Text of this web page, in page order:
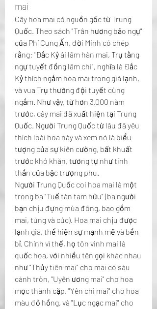
mai
Cây hoa mai có nguồn gốc từ Trung
Quốc. Theo sách "Trân hương bảo ngự"
của Phí Cung Ấn, đời Minh có chép
rằng: "Đắc Kỷ ái lãm hàn mai, Trụ tằng
ngự tuyết đồng lãm chi", nghĩa là Đắc
Kỷ thích ngắm hoa mai trong giá lạnh,
và vua Trụ thường đội tuyết cùng
ngắm. Như vậy, từ hơn 3.000 năm
trước, cây mai đã xuất hiện tại Trung
Quốc. Người Trung Quốc từ lâu đã yêu
thích loài hoa này và xem nó là biểu
tượng của sự kiên cường, bất khuất
trước khó khăn, tương tự như tinh
thần của bậc trượng phu.
Người Trung Quốc coi hoa mai là một
trong ba "Tuế tàn tam hữu" (ba người
bạn chịu đựng mùa đông, bao gồm
mai, tùng và cúc). Hoa mai chịu được
lạnh giá, thể hiện sự mạnh mẽ và bền
bỉ. Chính vì thế, họ tôn vinh mai là
quốc hoa, với nhiều tên gọi khác nhau
như "Thủy tiên mai" cho mai có sáu
cánh tròn, "Uyên ương mai" cho hoa
mọc thành cặp, "Yên chi mai" cho hoa
màu đỏ hồng, và "Lục ngạc mai" cho